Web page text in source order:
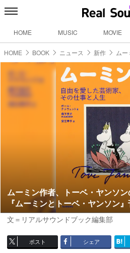
HOME MUSIC MOVIE
HOME BOOK ニュース 新作 ム
ムーミン作者、トーベ・ヤンソ
『ムーミンとトーベ・ヤンソン
文＝リアルサウンドブック編集部
ポスト シェア